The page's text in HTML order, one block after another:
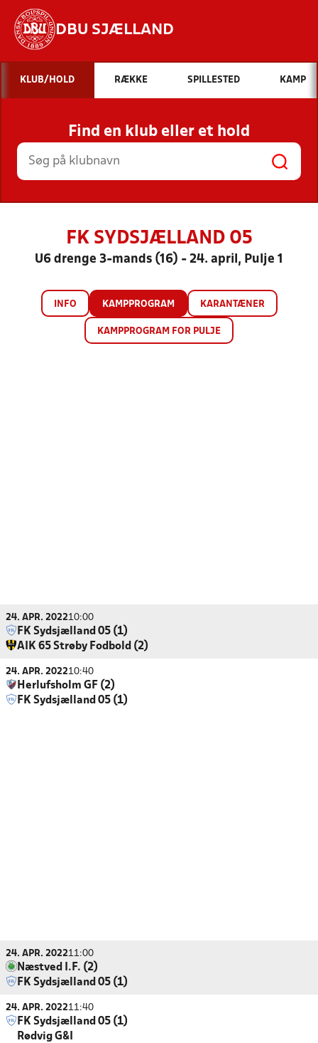
DBU SJÆLLAND
Hvad vil du søge efter?
INDHOLD OG NYHEDER
STILLINGER, RESULTATER, KLUBBER OG
HOLD
KLUB/HOLD RÆKKE SPILLESTED KAMP
Find en klub eller et hold
FK SYDSJÆLLAND 05
U6 drenge 3-mands (16) - 24. april, Pulje 1
INFO KAMPPROGRAM KARANTÆNER
KAMPPROGRAM FOR PULJE
24. APR. 202210:00
FK Sydsjælland 05 (1)
AIK 65 Strøby Fodbold (2)
24. APR. 202210:40
Herlufsholm GF (2)
FK Sydsjælland 05 (1)
24. APR. 202211:00
Næstved I.F. (2)
FK Sydsjælland 05 (1)
24. APR. 202211:40
FK Sydsjælland 05 (1)
Rødvig G&I